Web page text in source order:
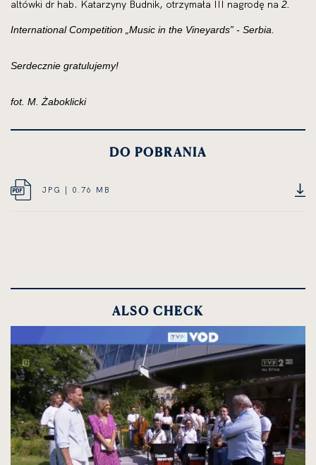
altówki dr hab. Katarzyny Budnik, otrzymała III nagrodę na 2.
International Competition „Music in the Vineyards” - Serbia.
Serdecznie gratulujemy!
fot. M. Żaboklicki
DO POBRANIA
JPG | 0.76 MB
ALSO CHECK